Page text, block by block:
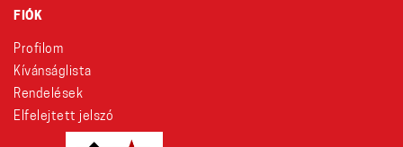
FIÓK
Profilom
Kívánságlista
Rendelések
Elfelejtett jelszó